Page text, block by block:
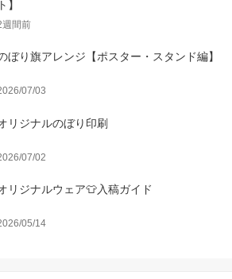
ト】
週間前
ぼり旗アレンジ【ポスター・スタンド編】
07/03
リジナルのぼり印刷
07/02
リジナルウェア👕入稿ガイド
05/14